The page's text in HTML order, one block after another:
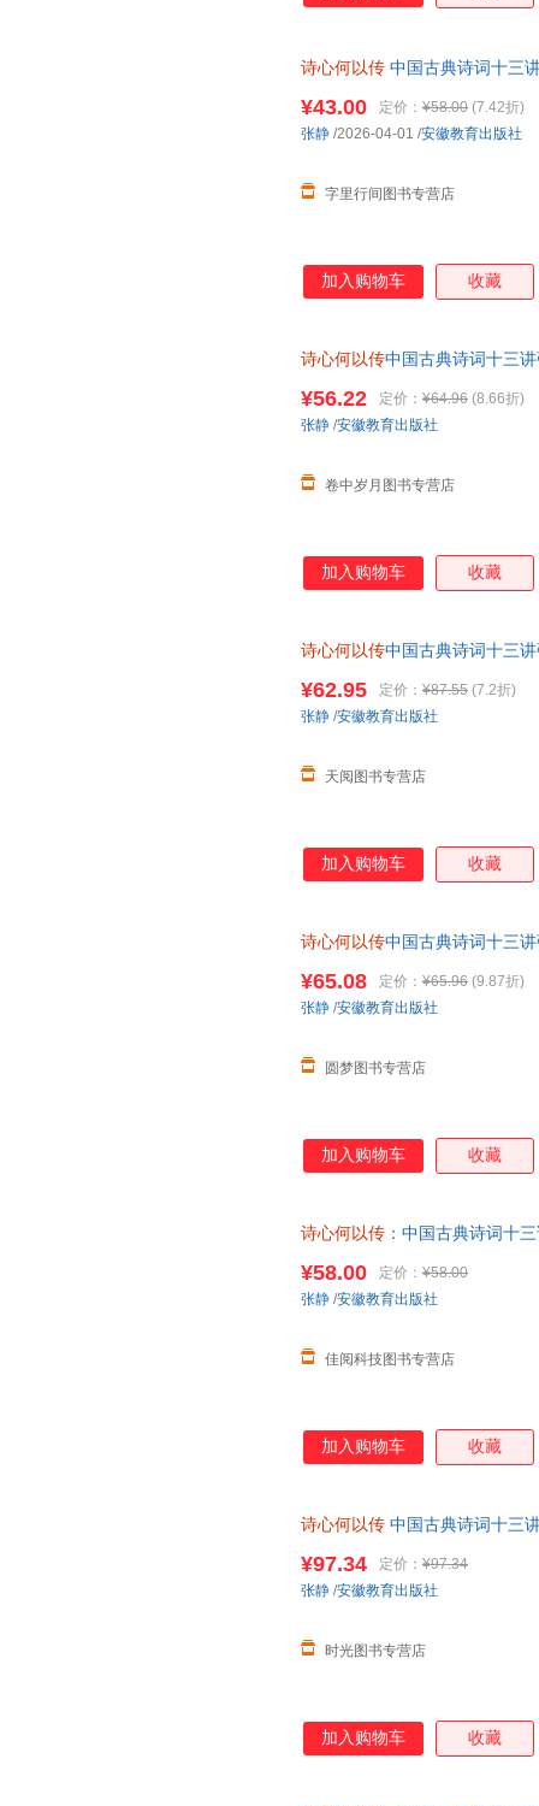
诗心何以传 中国古典诗词十三
¥43.00 定价： ¥58.00 (7.42折)
字里行间图书专营店
张静 /2026-04-01 /安徽教育出版社
加入购物车 收藏
诗心何以传中国古典诗词十三
¥56.22 定价： ¥64.96 (8.66折)
卷中岁月图书专营店
张静 /安徽教育出版社
加入购物车 收藏
诗心何以传中国古典诗词十三
¥62.95 定价： ¥87.55 (7.2折)
天阅图书专营店
张静 /安徽教育出版社
加入购物车 收藏
诗心何以传中国古典诗词十三
¥65.08 定价： ¥65.96 (9.87折)
圆梦图书专营店
张静 /安徽教育出版社
加入购物车 收藏
诗心何以传 ：中国古典诗词十
¥58.00 定价： ¥58.00
佳阅科技图书专营店
张静 /安徽教育出版社
加入购物车 收藏
诗心何以传 中国古典诗词十三
¥97.34 定价： ¥97.34
时光图书专营店
张静 /安徽教育出版社
加入购物车 收藏